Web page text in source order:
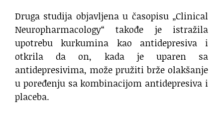
Druga studija objavljena u časopisu „Clinical
Neuropharmacology“ takođe je istražila
upotrebu kurkumina kao antidepresiva i
otkrila da on, kada je uparen sa
antidepresivima, može pružiti brže olakšanje
u poređenju sa kombinacijom antidepresiva i
placeba.